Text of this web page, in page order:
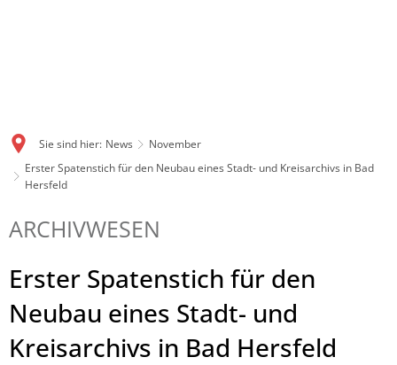
Sie sind hier: News
November
Erster Spatenstich für den Neubau eines Stadt- und Kreisarchivs in Bad
Hersfeld
ARCHIVWESEN
Erster Spatenstich für den
Neubau eines Stadt- und
Kreisarchivs in Bad Hersfeld